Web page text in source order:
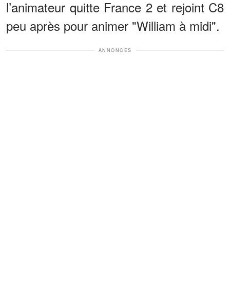
l’animateur quitte France 2 et rejoint C8
peu après pour animer "William à midi".
ANNONCES